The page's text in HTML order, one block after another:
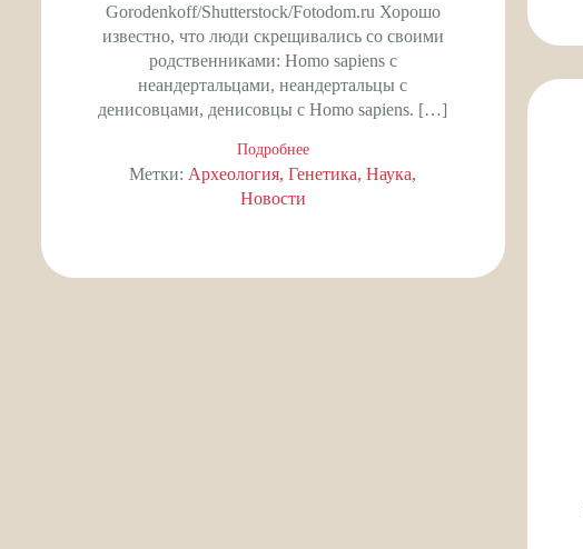
Gorodenkoff/Shutterstock/Fotodom.ru Хорошо
известно, что люди скрещивались со своими
родственниками: Homo sapiens с
неандертальцами, неандертальцы с
денисовцами, денисовцы с Homo sapiens. […]
Подробнее
Метки: Археология Генетика Наука
Новости